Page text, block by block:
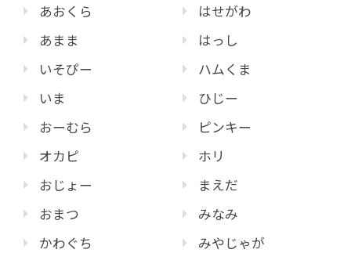
あおくら
あまま
いそぴー
いま
おーむら
オカピ
おじょー
おまつ
かわぐち
はせがわ
はっし
ハムくま
ひじー
ピンキー
ホリ
まえだ
みなみ
みやじゃが